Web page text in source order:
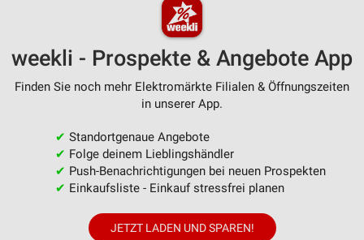
weekli - Prospekte & Angebote App
Finden Sie noch mehr Elektromärkte Filialen & Öffnungszeiten
in unserer App.
✔ Standortgenaue Angebote
✔ Folge deinem Lieblingshändler
✔ Push-Benachrichtigungen bei neuen Prospekten
✔ Einkaufsliste - Einkauf stressfrei planen
JETZT LADEN UND SPAREN!